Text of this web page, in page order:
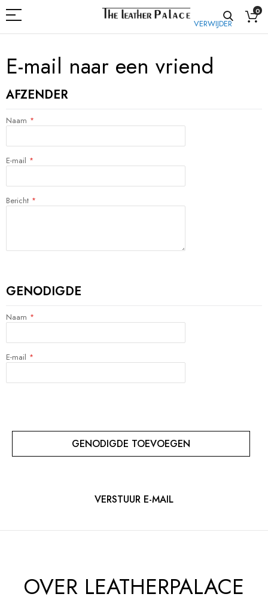
0
E-mail naar een vriend
AFZENDER
Naam
E-mail
Bericht
GENODIGDE
VERWIJDER
Naam
E-mail
GENODIGDE TOEVOEGEN
VERSTUUR E-MAIL
OVER LEATHERPALACE